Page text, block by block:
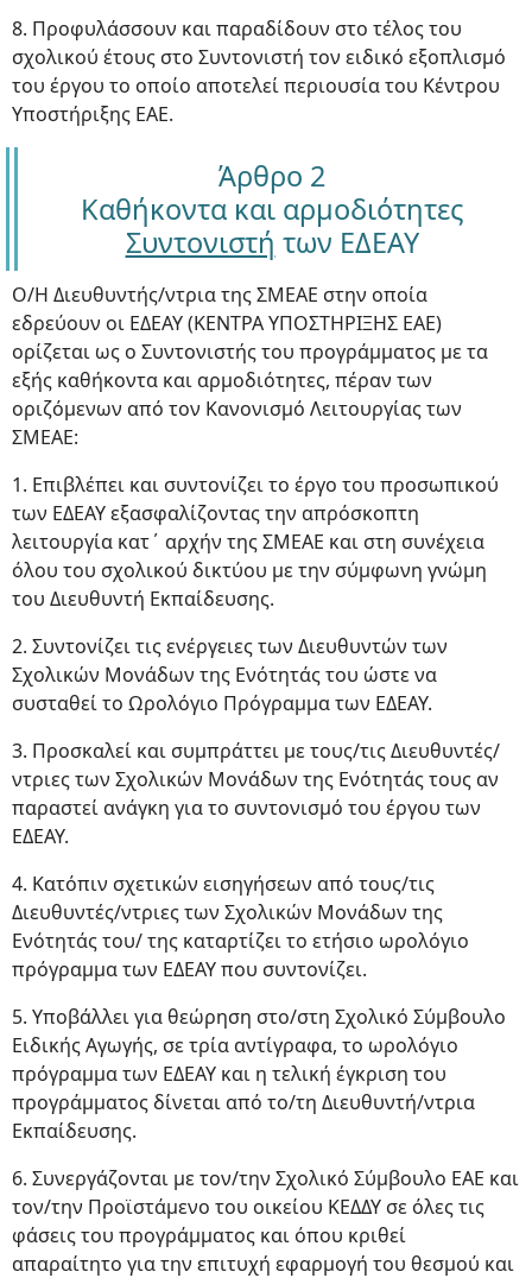
8. Προφυλάσσουν και παραδίδουν στο τέλος του
σχολικού έτους στο Συντονιστή τον ειδικό εξοπλισμό
του έργου το οποίο αποτελεί περιουσία του Κέντρου
Υποστήριξης ΕΑΕ.
Άρθρο 2
Καθήκοντα και αρμοδιότητες
Συντονιστή των ΕΔΕΑΥ
Ο/Η Διευθυντής/ντρια της ΣΜΕΑΕ στην οποία
εδρεύουν οι ΕΔΕΑΥ (ΚΕΝΤΡΑ ΥΠΟΣΤΗΡΙΞΗΣ ΕΑΕ)
ορίζεται ως ο Συντονιστής του προγράμματος με τα
εξής καθήκοντα και αρμοδιότητες, πέραν των
οριζόμενων από τον Κανονισμό Λειτουργίας των
ΣΜΕΑΕ:
1. Επιβλέπει και συντονίζει το έργο του προσωπικού
των ΕΔΕΑΥ εξασφαλίζοντας την απρόσκοπτη
λειτουργία κατ΄ αρχήν της ΣΜΕΑΕ και στη συνέχεια
όλου του σχολικού δικτύου με την σύμφωνη γνώμη
του Διευθυντή Εκπαίδευσης.
2. Συντονίζει τις ενέργειες των Διευθυντών των
Σχολικών Μονάδων της Ενότητάς του ώστε να
συσταθεί το Ωρολόγιο Πρόγραμμα των ΕΔΕΑΥ.
3. Προσκαλεί και συμπράττει με τους/τις Διευθυντές/
ντριες των Σχολικών Μονάδων της Ενότητάς τους αν
παραστεί ανάγκη για το συντονισμό του έργου των
ΕΔΕΑΥ.
4. Κατόπιν σχετικών εισηγήσεων από τους/τις
Διευθυντές/ντριες των Σχολικών Μονάδων της
Ενότητάς του/ της καταρτίζει το ετήσιο ωρολόγιο
πρόγραμμα των ΕΔΕΑΥ που συντονίζει.
5. Υποβάλλει για θεώρηση στο/στη Σχολικό Σύμβουλο
Ειδικής Αγωγής, σε τρία αντίγραφα, το ωρολόγιο
πρόγραμμα των ΕΔΕΑΥ και η τελική έγκριση του
προγράμματος δίνεται από το/τη Διευθυντή/ντρια
Εκπαίδευσης.
6. Συνεργάζονται με τον/την Σχολικό Σύμβουλο ΕΑΕ και
τον/την Προϊστάμενο του οικείου ΚΕΔΔΥ σε όλες τις
φάσεις του προγράμματος και όπου κριθεί
απαραίτητο για την επιτυχή εφαρμογή του θεσμού και